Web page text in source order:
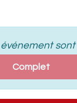
sont
Complet